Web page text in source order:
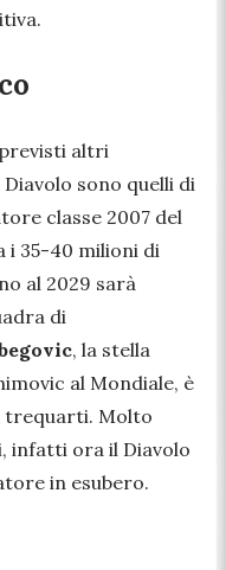
altri
sono quelli di
classe 2007 del
i 35-40 milioni di
al 2029 sarà
di
, la stella
al Mondiale, è
trequarti. Molto
infatti ora il Diavolo
in esubero.